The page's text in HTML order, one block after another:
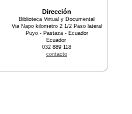
Dirección
Biblioteca Virtual y Documental
Via Napo kilometro 2 1/2 Paso lateral
Puyo - Pastaza - Ecuador
Ecuador
032 889 118
contacto